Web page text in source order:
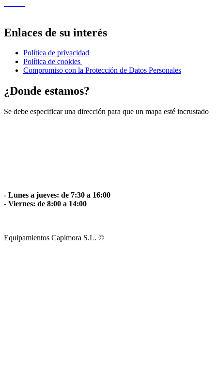
Enlaces de su interés
Política de privacidad
Política de cookies
Compromiso con la Protección de Datos Personales
¿Donde estamos?
Se debe especificar una dirección para que un mapa esté incrustado
- Lunes a jueves: de 7:30 a 16:00
- Viernes: de 8:00 a 14:00
Equipamientos Capimora S.L. ©